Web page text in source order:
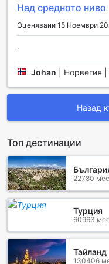
Над средното ниво
Оценявани 15 Ноември
.
Johan Норвегия
Назад
Топ дестинации
22780
Турция
60963
Тайланд
130406